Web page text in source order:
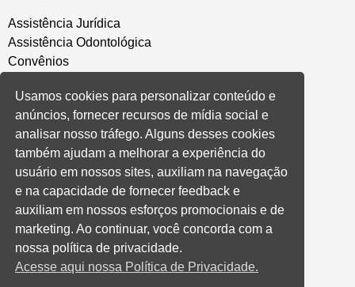
Assistência Jurídica
Assistência Odontológica
Convênios
Salão de Festa
Política de Privacidade
CONVENÇÃO COLETIVA E ACORDOS
Convenções Coletivas
Banco do Brasil
Caixa Econômica Federal
Banrisul
Privados
Usamos cookies para personalizar conteúdo e
anúncios, fornecer recursos de mídia social e
analisar nosso tráfego. Alguns desses cookies
também ajudam a melhorar a experiência do
usuário em nossos sites, auxiliam na navegação
e na capacidade de fornecer feedback e
auxiliam em nossos esforços promocionais e de
marketing. Ao continuar, você concorda com a
nossa política de privacidade.
Acesse aqui nossa Política de Privacidade.